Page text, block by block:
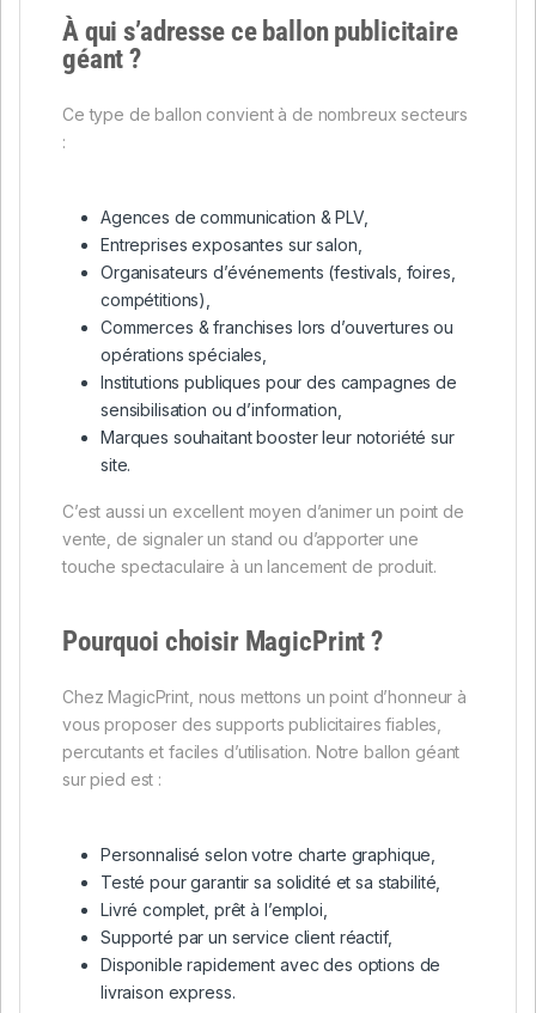
À qui s’adresse ce ballon publicitaire
géant ?
Ce type de ballon convient à de nombreux secteurs
:
Agences de communication & PLV,
Entreprises exposantes sur salon,
Organisateurs d’événements (festivals, foires,
compétitions),
Commerces & franchises lors d’ouvertures ou
opérations spéciales,
Institutions publiques pour des campagnes de
sensibilisation ou d’information,
Marques souhaitant booster leur notoriété sur
site.
C’est aussi un excellent moyen d’animer un point de
vente, de signaler un stand ou d’apporter une
touche spectaculaire à un lancement de produit.
Pourquoi choisir MagicPrint ?
Chez MagicPrint, nous mettons un point d’honneur à
vous proposer des supports publicitaires fiables,
percutants et faciles d’utilisation. Notre ballon géant
sur pied est :
Personnalisé selon votre charte graphique,
Testé pour garantir sa solidité et sa stabilité,
Livré complet, prêt à l’emploi,
Supporté par un service client réactif,
Disponible rapidement avec des options de
livraison express.